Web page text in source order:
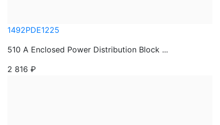
1492PDE1225
510 A Enclosed Power Distribution Block ...
2 816 ₽